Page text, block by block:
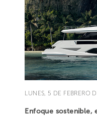
LUNES, 5 DE FEBRERO
Enfoque sostenible,